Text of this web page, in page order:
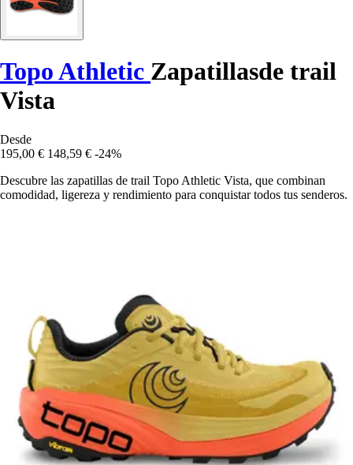
Topo Athletic Zapatillasde trail
Vista
Desde
195,00 € 148,59 € -24%
Descubre las zapatillas de trail Topo Athletic Vista, que combinan
comodidad, ligereza y rendimiento para conquistar todos tus senderos.